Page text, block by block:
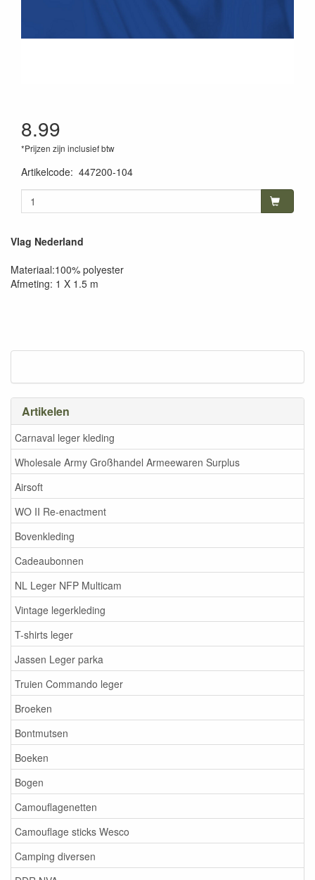
Artikelen
Carnaval leger kleding
Wholesale Army Großhandel Armeewaren Surplus
Airsoft
WO II Re-enactment
Bovenkleding
Cadeaubonnen
NL Leger NFP Multicam
Vintage legerkleding
T-shirts leger
Jassen Leger parka
Truien Commando leger
Broeken
Bontmutsen
Boeken
Bogen
Camouflagenetten
Camouflage sticks Wesco
Camping diversen
8.99
*Prijzen zijn inclusief btw
Artikelcode: 447200-104
Vlag Nederland
Materiaal:100% polyester
Afmeting: 1 X 1.5 m